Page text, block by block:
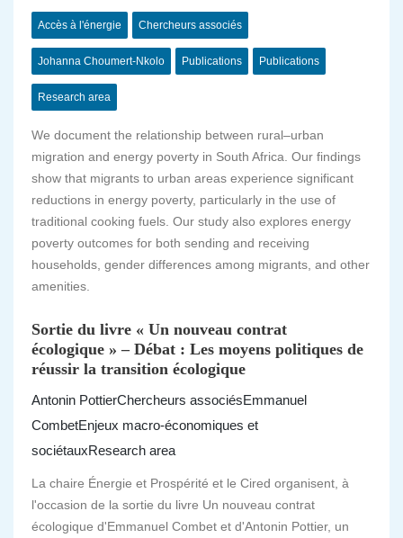
Accès à l'énergie Chercheurs associés
Johanna Choumert-Nkolo Publications Publications
Research area
We document the relationship between rural–urban
migration and energy poverty in South Africa. Our findings
show that migrants to urban areas experience significant
reductions in energy poverty, particularly in the use of
traditional cooking fuels. Our study also explores energy
poverty outcomes for both sending and receiving
households, gender differences among migrants, and other
amenities.
Sortie du livre « Un nouveau contrat
écologique » – Débat : Les moyens politiques de
réussir la transition écologique
Antonin PottierChercheurs associésEmmanuel
CombetEnjeux macro-économiques et
sociétauxResearch area
La chaire Énergie et Prospérité et le Cired organisent, à
l'occasion de la sortie du livre Un nouveau contrat
écologique d'Emmanuel Combet et d'Antonin Pottier, un